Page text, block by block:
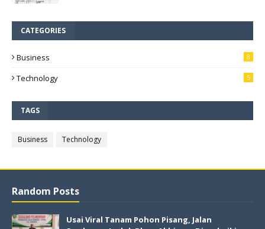
CATEGORIES
Business 8
Technology 5
TAGS
Business Technology
Random Posts
Usai Viral Tanam Pohon Pisang, Jalan